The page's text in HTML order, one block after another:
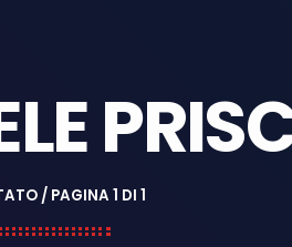
/ PAGINA 1 DI 1